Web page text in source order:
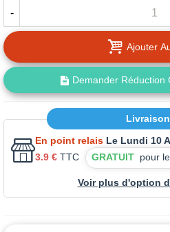
-
Ajouter
Demander Réduction
Livraison
En point relais Le Lundi 10
3.9 € TTC GRATUIT pour
Voir plus d'option